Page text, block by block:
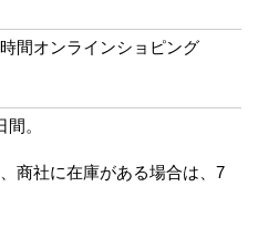
間オンラインショピング
。
商社に在庫がある場合は、7